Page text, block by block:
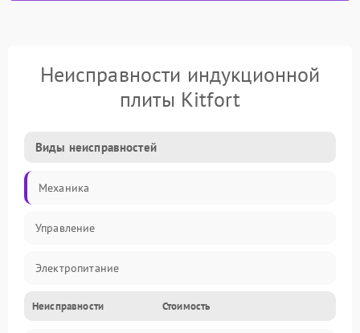
Неисправности индукционной
плиты Kitfort
Виды неисправностей
Механика
Управление
Электропитание
Нагрев
Неисправности Стоимость